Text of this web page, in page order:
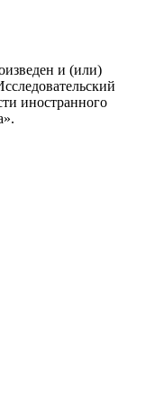
и (или)
иностранного